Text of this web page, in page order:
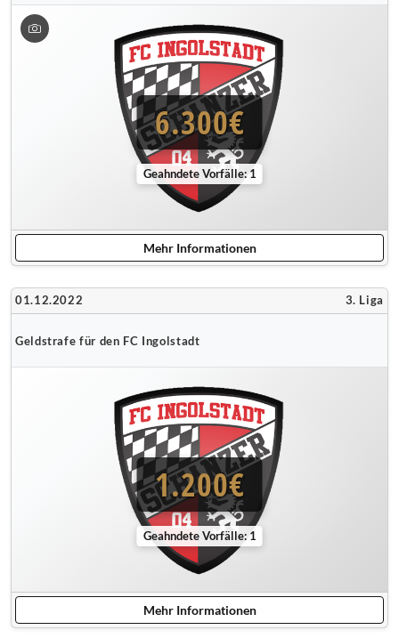
6.300€
Geahndete Vorfälle: 1
Mehr Informationen
01.12.2022 3. Liga
Geldstrafe für den FC Ingolstadt
1.200€
Geahndete Vorfälle: 1
Mehr Informationen